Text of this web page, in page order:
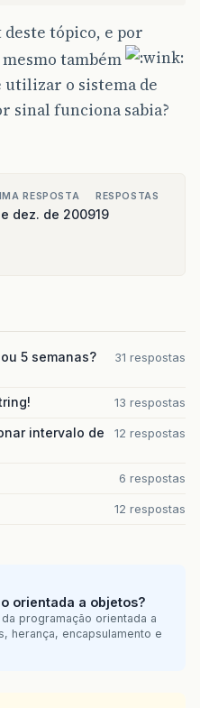
tópico, e por
também
utilizar o sistema de
sinal funciona sabia?
RESPOSTA
dez. de 2009
RESPOSTAS
19
5 semanas?
31 respostas
13 respostas
intervalo de
12 respostas
6 respostas
12 respostas
orientada a objetos?
programação orientada a
herança, encapsulamento e